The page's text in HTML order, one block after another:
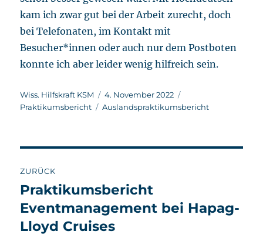
kam ich zwar gut bei der Arbeit zurecht, doch
bei Telefonaten, im Kontakt mit
Besucher*innen oder auch nur dem Postboten
konnte ich aber leider wenig hilfreich sein.
Autor
Wiss. Hilfskraft KSM
Veröffentlicht
am
4. November 2022
Praktikumsbericht
Schlagwörter
Auslandspraktikumsbericht
ZURÜCK
Vorheriger
Beitrag:
Praktikumsbericht
Eventmanagement bei Hapag-
Lloyd Cruises